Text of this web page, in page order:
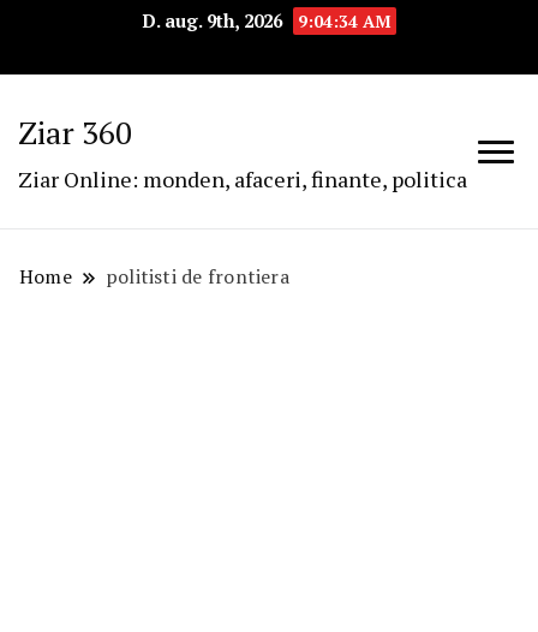
D. aug. 9th, 2026 9:04:34 AM
Ziar 360
Ziar Online: monden, afaceri, finante, politica
Home politisti de frontiera